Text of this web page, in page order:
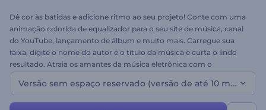
Dê cor às batidas e adicione ritmo ao seu projeto! Conte com uma
animação colorida de equalizador para o seu site de música, canal
do YouTube, lançamento de álbum e muito mais. Carregue sua
faixa, digite o nome do autor e o título da música e curta o lindo
resultado. Atraia os amantes da música eletrônica com o
Visualizador de Áudio - Arco-Íris. Experimente grátis!
Versão sem espaço reservado (versão de até 10 minutos)